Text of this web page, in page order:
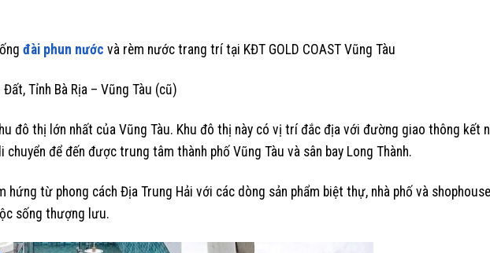
đài phun nước và rèm nước trang trí tại KĐT GOLD COAST Vũng Tàu
Tỉnh Bà Rịa – Vũng Tàu (cũ)
đô thị lớn nhất của Vũng Tàu. Khu đô thị này có vị trí đắc địa với đường giao thông kết
chuyển để đến được trung tâm thành phố Vũng Tàu và sân bay Long Thành.
hứng từ phong cách Địa Trung Hải với các dòng sản phẩm biệt thự, nhà phố và
sống thượng lưu.